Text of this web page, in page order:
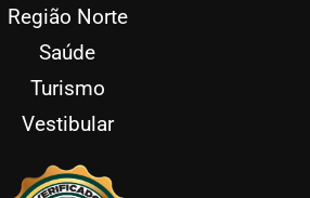
Região Norte
Saúde
Turismo
Vestibular